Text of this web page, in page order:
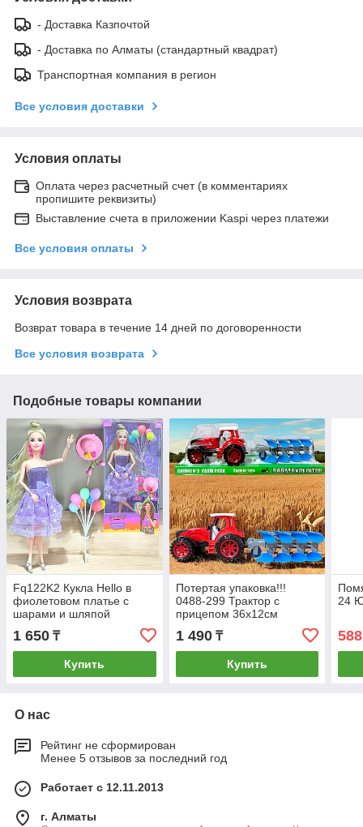
- Доставка Казпочтой
- Доставка по Алматы (стандартный квадрат)
Транспортная компания в регион
Все условия доставки
Условия оплаты
Оплата через расчетный счет (в комментариях
пропишите реквизиты)
Выставление счета в приложении Kaspi через платежи
Все условия оплаты
Условия возврата
Возврат товара в течение 14 дней по договоренности
Все условия возврата
Подобные товары компании
Fq122K2 Кукла Hello в
фиолетовом платье с
шарами и шляпой
(руки,колени сгибаются)
32х16см
1 650 ₸
Купить
Потертая упаковка!!!
0488-299 Трактор с
прицепом 36х12см
1 490₸
Купить
24
588
О нас
Рейтинг не сформирован
Менее 5 отзывов за последний год
Работает с 12.11.2013
г. Алматы